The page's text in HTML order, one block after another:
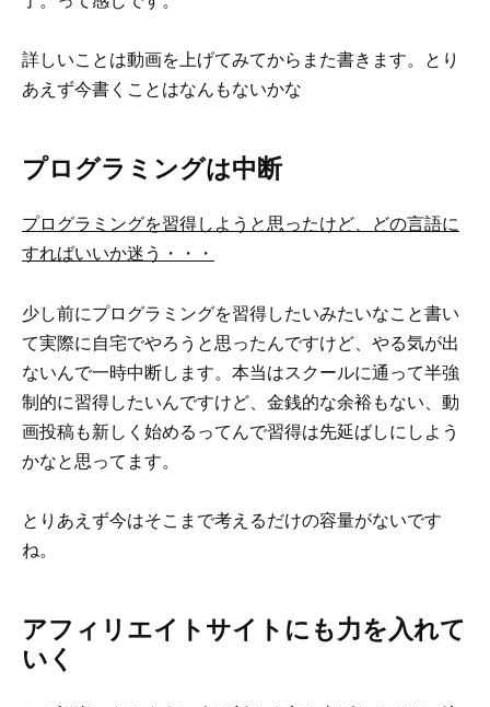
詳しいことは動画を上げてみてからまた書きます。とり
あえず今書くことはなんもないかな
プログラミングは中断
プログラミングを習得しようと思ったけど、どの言語に
すればいいか迷う・・・
少し前にプログラミングを習得したいみたいなこと書い
て実際に自宅でやろうと思ったんですけど、やる気が出
ないんで一時中断します。本当はスクールに通って半強
制的に習得したいんですけど、金銭的な余裕もない、動
画投稿も新しく始めるってんで習得は先延ばしにしよう
かなと思ってます。
とりあえず今はそこまで考えるだけの容量がないです
ね。
アフィリエイトサイトにも力を入れて
いく